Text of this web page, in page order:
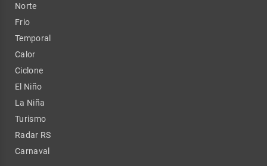
Norte
Frio
Temporal
Calor
Ciclone
El Niño
La Niña
Turismo
Radar RS
Carnaval